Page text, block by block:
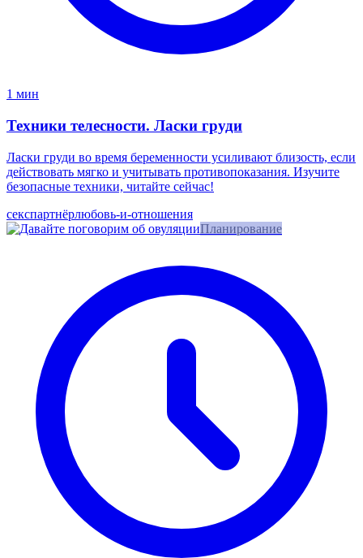
1 мин
Техники телесности. Ласки груди
Ласки груди во время беременности усиливают близость, если
действовать мягко и учитывать противопоказания. Изучите
безопасные техники, читайте сейчас!
секспартнёрлюбовь-и-отношения
Планирование